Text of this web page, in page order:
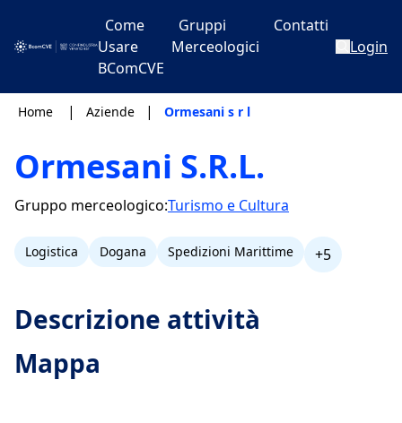
Come
Usare
BComCVE
Gruppi
Merceologici
Contatti
Login
Home | Aziende | Ormesani s r l
Ormesani S.R.L.
Gruppo merceologico:Turismo e Cultura
Logistica Dogana Spedizioni Marittime +5
Descrizione attività
Mappa